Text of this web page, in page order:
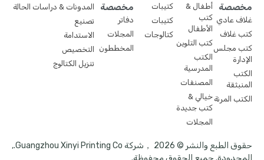
مخصصة
غلاف عادي
كتب غلاف
كتب مجلس
الإدارة
الكتب
المنبثقة
الكتب المرنة
أطفال &
كتب
الأطفال
كتب التلوين
الكتب
المدرسية
المصنفات
خيالي &
كتب جديدة
المجلات
كتيبات
كتيبات
كتالوجات
مخصصة
دفاتر
المجلات
المخططون
المدونات & دراسات الحالة
تصنيع
الاستدامة
التخصيص
تنزيل الكتالوج
حقوق الطبع والنشر © 2026 ，شركة Guangzhou Xinyi Printing Co.,
المحدودة. جميع الحقوق محفوظة.